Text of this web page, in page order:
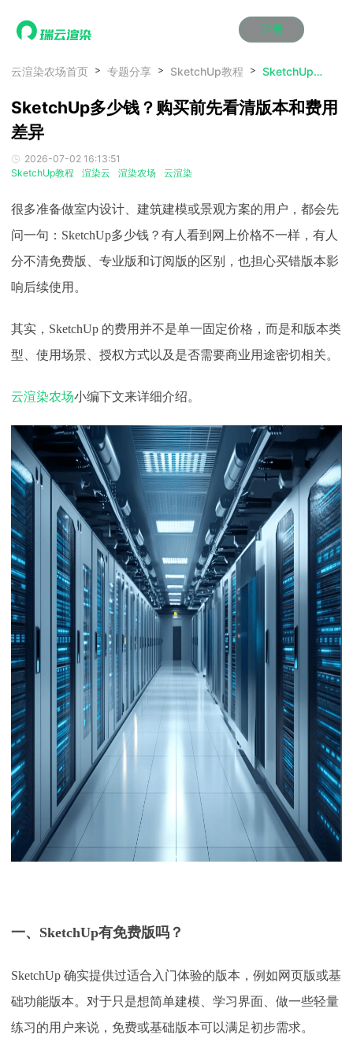
注册
首页
产品服务
云制作
瑞兔百宝箱
AI视频插帧
云制作
瑞兔百宝箱
AI视频插帧
云制作
瑞兔百宝箱
AI视频插帧
云制作
瑞兔百宝箱
AI视频插帧
云制作
瑞兔百宝箱
AI视频插帧
云制作
瑞兔百宝箱
AI视频插帧
Maya云渲染方案
Cinema 4D云渲染方案
Maya AI渲染方案
Maya云渲染方案
Cinema 4D云渲染方案
Maya AI渲染方案
Maya云渲染方案
Cinema 4D云渲染方案
Maya AI渲染方案
Maya云渲染方案
Cinema 4D云渲染方案
Maya AI渲染方案
Maya云渲染方案
Cinema 4D云渲染方案
Maya AI渲染方案
Maya云渲染方案
Cinema 4D云渲染方案
Maya AI渲染方案
动画价格
效果图价格
云制作价格
动画价格
效果图价格
云制作价格
动画价格
效果图价格
云制作价格
动画价格
效果图价格
云制作价格
动画价格
效果图价格
云制作价格
动画价格
效果图价格
云制作价格
资讯&赛事
新闻资讯
渲染百科
渲染大赛
泛CG交流会
新闻资讯
渲染百科
渲染大赛
泛CG交流会
新闻资讯
渲染百科
渲染大赛
泛CG交流会
新闻资讯
渲染百科
渲染大赛
泛CG交流会
新闻资讯
渲染百科
渲染大赛
泛CG交流会
新闻资讯
渲染百科
渲染大赛
泛CG交流会
特惠专区
云渲染优惠攻略
教育优惠
云渲染优惠攻略
教育优惠
云渲染优惠攻略
教育优惠
云渲染优惠攻略
教育优惠
云渲染优惠攻略
教育优惠
云渲染优惠攻略
教育优惠
关于我们
效果图客户端
效果图客户端
效果图客户端
效果图客户端
效果图客户端
效果图客户端
登录
云渲染农场首页 专题分享 SketchUp教程 SketchUp多少钱？购买前先看清版本和费用差异
SketchUp多少钱？购买前先看清版本和费用
差异
2026-07-02 16:13:51
SketchUp教程
渲染云 渲染农场 云渲染
很多准备做室内设计、建筑建模或景观方案的用户，都会先
问一句： SketchUp多少钱？有人看到网上价格不一样，有人
分不清免费版、专业版和订阅版的区别，也担心买错版本影
响后续使用。
其实，SketchUp 的费用并不是单一固定价格，而是和版本类
型、使用场景、授权方式以及是否需要商业用途密切相关。
云渲染农场小编下文来详细介绍。
一、 SketchUp有免费版吗？
SketchUp 确实提供过适合入门体验的版本，例如网页版或基
础功能版本。对于只是想简单建模、学习界面、做一些轻量
练习的用户来说，免费或基础版本可以满足初步需求。